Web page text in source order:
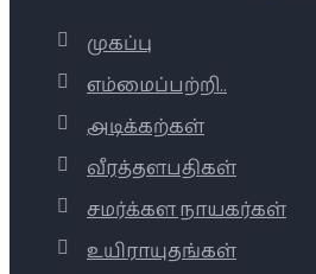
முகப்பு
எம்மைப்பற்றி..
அடிக்கற்கள்
வீரத்தளபதிகள்
சமர்க்கள நாயகர்கள்
உயிராயுதங்கள்